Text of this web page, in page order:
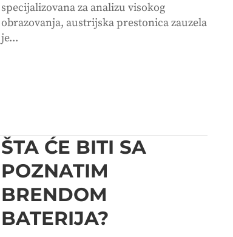
specijalizovana za analizu visokog
obrazovanja, austrijska prestonica zauzela
je...
ŠTA ĆE BITI SA
POZNATIM
BRENDOM
BATERIJA?